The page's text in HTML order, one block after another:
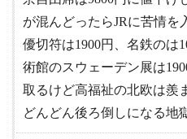
が混んどったらJRに苦情を
優切符は1900円、名鉄のは
術館のスウェーデン展は
取るけど高福祉の北欧は羨
どんどん後ろ倒しになる地